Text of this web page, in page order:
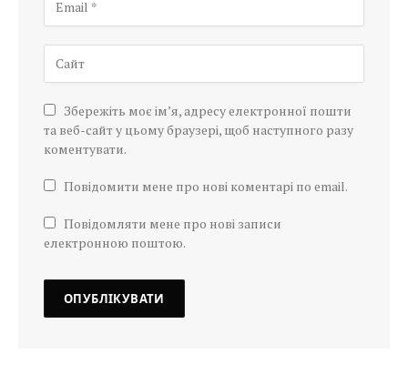
Збережіть моє ім’я, адресу електронної пошти
та веб-сайт у цьому браузері, щоб наступного разу
коментувати.
Повідомити мене про нові коментарі по email.
Повідомляти мене про нові записи
електронною поштою.